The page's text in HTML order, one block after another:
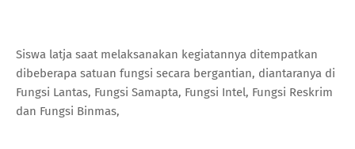
Siswa latja saat melaksanakan kegiatannya ditempatkan
dibeberapa satuan fungsi secara bergantian, diantaranya di
Fungsi Lantas, Fungsi Samapta, Fungsi Intel, Fungsi Reskrim
dan Fungsi Binmas,